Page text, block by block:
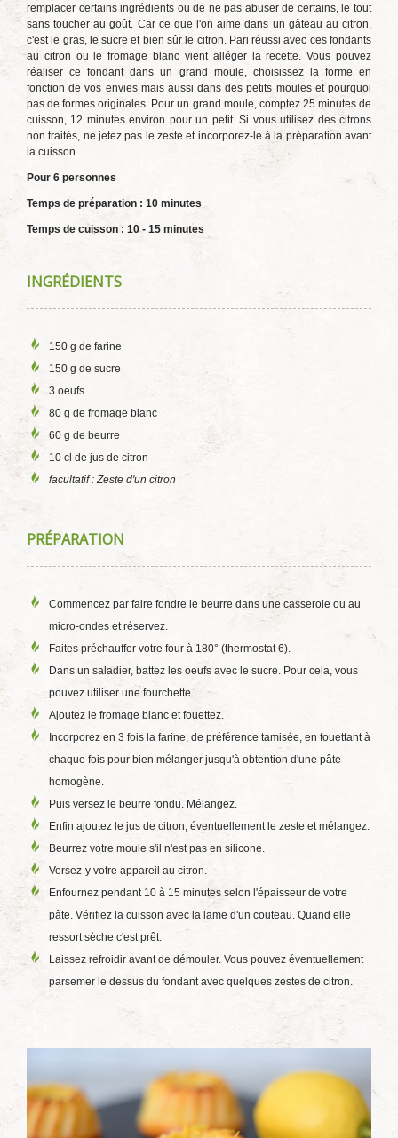
remplacer certains ingrédients ou de ne pas abuser de certains, le tout
sans toucher au goût. Car ce que l'on aime dans un gâteau au citron,
c'est le gras, le sucre et bien sûr le citron. Pari réussi avec ces fondants
au citron ou le fromage blanc vient alléger la recette. Vous pouvez
réaliser ce fondant dans un grand moule, choisissez la forme en
fonction de vos envies mais aussi dans des petits moules et pourquoi
pas de formes originales. Pour un grand moule, comptez 25 minutes de
cuisson, 12 minutes environ pour un petit. Si vous utilisez des citrons
non traités, ne jetez pas le zeste et incorporez-le à la préparation avant
la cuisson.
Pour 6 personnes
Temps de préparation : 10 minutes
Temps de cuisson : 10 - 15 minutes
INGRÉDIENTS
150 g de farine
150 g de sucre
3 oeufs
80 g de fromage blanc
60 g de beurre
10 cl de jus de citron
facultatif : Zeste d'un citron
PRÉPARATION
Commencez par faire fondre le beurre dans une casserole ou au
micro-ondes et réservez.
Faites préchauffer votre four à 180° (thermostat 6).
Dans un saladier, battez les oeufs avec le sucre. Pour cela, vous
pouvez utiliser une fourchette.
Ajoutez le fromage blanc et fouettez.
Incorporez en 3 fois la farine, de préférence tamisée, en fouettant à
chaque fois pour bien mélanger jusqu'à obtention d'une pâte
homogène.
Puis versez le beurre fondu. Mélangez.
Enfin ajoutez le jus de citron, éventuellement le zeste et mélangez.
Beurrez votre moule s'il n'est pas en silicone.
Versez-y votre appareil au citron.
Enfournez pendant 10 à 15 minutes selon l'épaisseur de votre
pâte. Vérifiez la cuisson avec la lame d'un couteau. Quand elle
ressort sèche c'est prêt.
Laissez refroidir avant de démouler. Vous pouvez éventuellement
parsemer le dessus du fondant avec quelques zestes de citron.